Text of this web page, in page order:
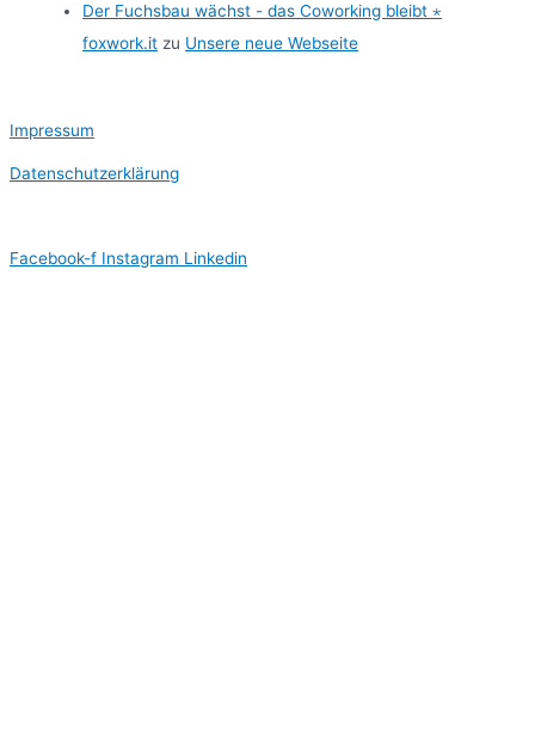
Der Fuchsbau wächst - das Coworking bleibt ⋆
foxwork.it zu Unsere neue Webseite
Impressum
Datenschutzerklärung
Facebook-f Instagram Linkedin